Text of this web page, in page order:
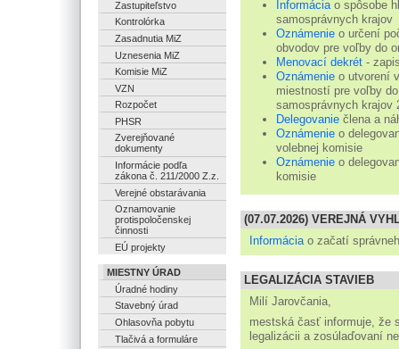
Zastupiteľstvo
Kontrolórka
Zasadnutia MiZ
Uznesenia MiZ
Komisie MiZ
VZN
Rozpočet
PHSR
Zverejňované
dokumenty
Informácie podľa
zákona č. 211/2000 Z.z.
Verejné obstarávania
Oznamovanie
protispoločenskej
činnosti
EÚ projekty
MIESTNY ÚRAD
Úradné hodiny
Stavebný úrad
Ohlasovňa pobytu
Tlačivá a formuláre
Informácia o spôsobe
samosprávnych krajov
Oznámenie o určení
obvodov pre voľby do
Menovací dekrét -
Oznámenie o utvorení
miestností pre voľby
samosprávnych krajov
Delegovanie člena a
Oznámenie o
volebnej komisie
Oznámenie o
komisie
(07.07.2026) VEREJNÁ
Informáciao začatí
LEGALIZÁCIA STAVIEB
Milí Jarovčania,
mestská časť informuje, že
legalizácii a zosúlaďovaní